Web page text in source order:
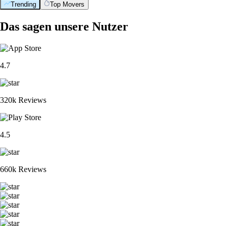
Trending Top Movers
Das sagen unsere Nutzer
4.7
320k Reviews
4.5
660k Reviews